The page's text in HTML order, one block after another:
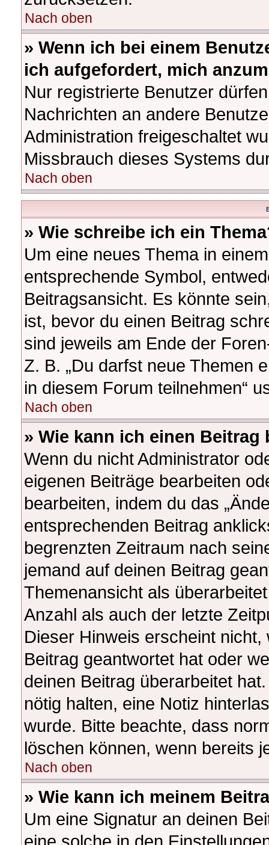
Nach oben
» Wenn ich bei einem
ich aufgefordert, mich
Nur registrierte Benutzer
Nachrichten an andere
Administration freigeschaltet
Missbrauch dieses Systems
Nach oben
» Wie schreibe ich ein
Um eine neues Thema in
entsprechende Symbol,
Beitragsansicht. Es könnte
ist, bevor du einen Beitrag
sind jeweils am Ende der
Z. B. „Du darfst neue Themen
in diesem Forum teilnehmen“
Nach oben
» Wie kann ich einen
Wenn du nicht Administrator
eigenen Beiträge bearbeiten
bearbeiten, indem du das
entsprechenden Beitrag
begrenzten Zeitraum nach
jemand auf deinen Beitrag
Themenansicht als
Anzahl als auch der letzte
Dieser Hinweis erscheint
Beitrag geantwortet hat oder
deinen Beitrag überarbeitet
nötig halten, eine Notiz
wurde. Bitte beachte, dass
löschen können, wenn bereits
Nach oben
» Wie kann ich meinem
Um eine Signatur an deinen